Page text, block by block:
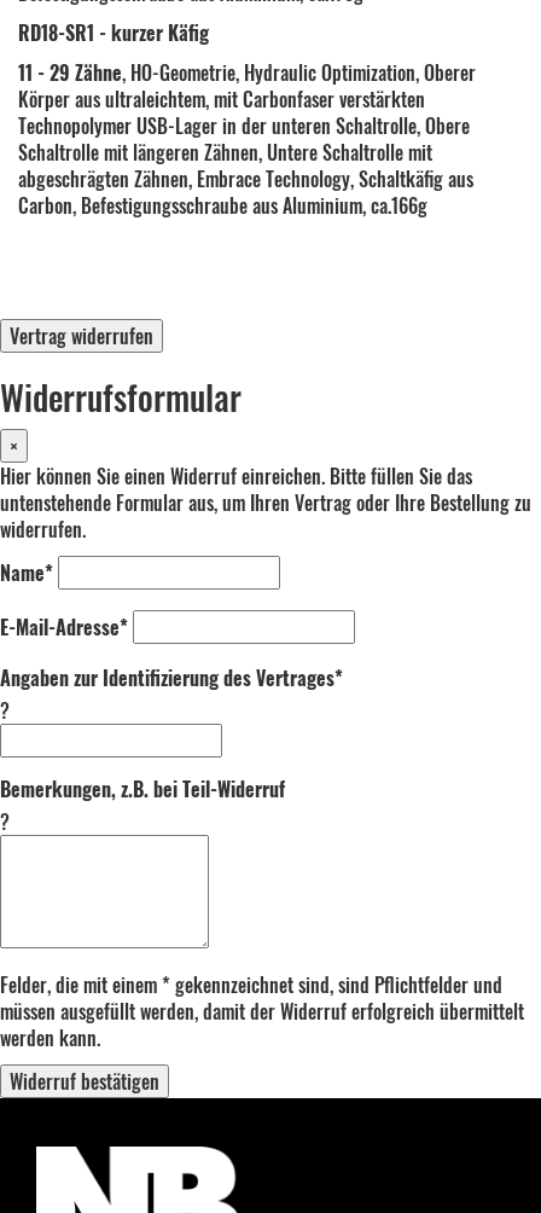
RD18-SR1 - kurzer Käfig
11 - 29 Zähne, HO-Geometrie, Hydraulic Optimization, Oberer
Körper aus ultraleichtem, mit Carbonfaser verstärkten
Technopolymer USB-Lager in der unteren Schaltrolle, Obere
Schaltrolle mit längeren Zähnen, Untere Schaltrolle mit
abgeschrägten Zähnen, Embrace Technology, Schaltkäfig aus
Carbon, Befestigungsschraube aus Aluminium, ca.166g
Vertrag widerrufen
Widerrufsformular
×
Hier können Sie einen Widerruf einreichen. Bitte füllen Sie das
untenstehende Formular aus, um Ihren Vertrag oder Ihre Bestellung zu
widerrufen.
Name*
E-Mail-Adresse*
Angaben zur Identifizierung des Vertrages*
?
Bemerkungen, z.B. bei Teil-Widerruf
?
Felder, die mit einem * gekennzeichnet sind, sind Pflichtfelder und
müssen ausgefüllt werden, damit der Widerruf erfolgreich übermittelt
werden kann.
Widerruf bestätigen